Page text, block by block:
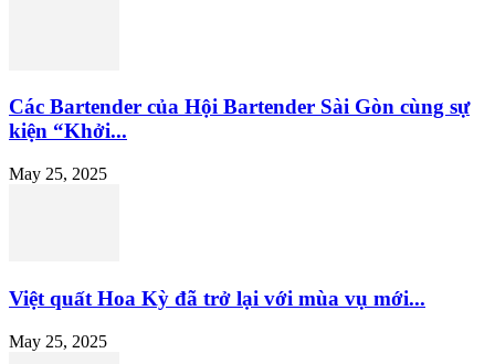
Các Bartender của Hội Bartender Sài Gòn cùng sự
kiện “Khởi...
May 25, 2025
Việt quất Hoa Kỳ đã trở lại với mùa vụ mới...
May 25, 2025